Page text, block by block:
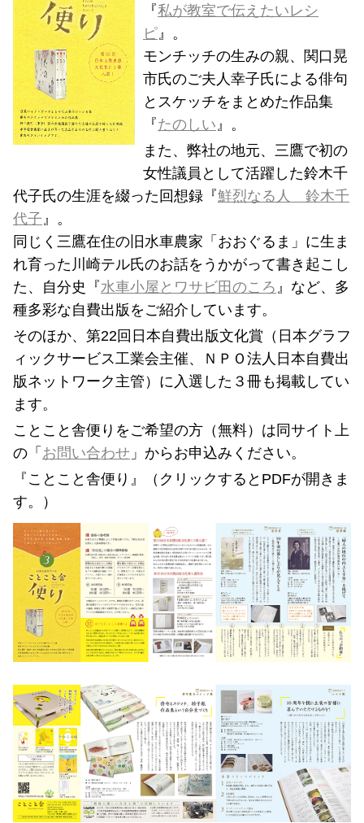
『私が教室で伝えたいレシ
ピ』。
モンチッチの生みの親、関口晃
市氏のご夫人幸子氏による俳句
とスケッチをまとめた作品集
『たのしい』。
また、弊社の地元、三鷹で初の
女性議員として活躍した鈴木千
代子氏の生涯を綴った回想録『鮮烈なる人 鈴木千
代子』。
同じく三鷹在住の旧水車農家「おおぐるま」に生ま
れ育った川崎テル氏のお話をうかがって書き起こし
た、自分史『水車小屋とワサビ田のころ 』など、多
種多彩な自費出版をご紹介しています。
そのほか、第22回日本自費出版文化賞（日本グラフ
ィックサービス工業会主催、ＮＰＯ法人日本自費出
版ネットワーク主管）に入選した３冊も掲載してい
ます。
ことこと舎便りをご希望の方（無料）は同サイト上
の「 お問い合わせ 」からお申込みください。
『ことこと舎便り』（クリックするとPDFが開きま
す。）